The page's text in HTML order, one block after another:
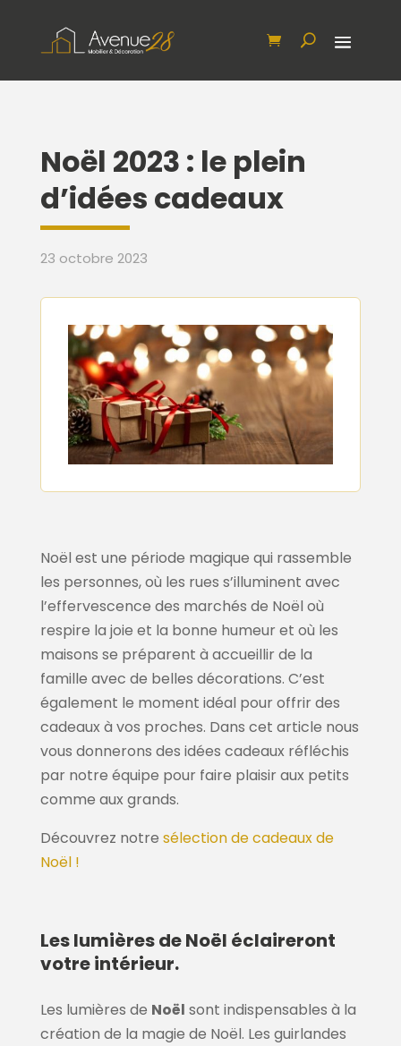
Noël 2023 : le plein
d’idées cadeaux
23 octobre 2023
Noël est une période magique qui rassemble
les personnes, où les rues s’illuminent avec
l’effervescence des marchés de Noël où
respire la joie et la bonne humeur et où les
maisons se préparent à accueillir de la
famille avec de belles décorations. C’est
également le moment idéal pour offrir des
cadeaux à vos proches. Dans cet article nous
vous donnerons des idées cadeaux réfléchis
par notre équipe pour faire plaisir aux petits
comme aux grands.
Découvrez notre sélection de cadeaux de
Noël !
Les lumières de Noël éclaireront
votre intérieur.
Les lumières de Noël sont indispensables à la
création de la magie de Noël. Les guirlandes